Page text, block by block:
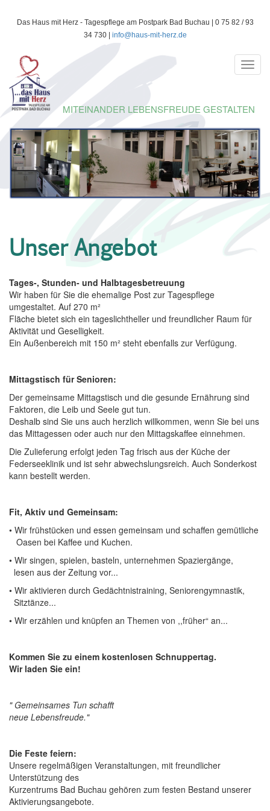
DirektDas Haus mit Herz - Tagespflege am Postpark Bad Buchau | 0 75 82 / 93
34 730 | info@haus-mit-herz.de
MITEINANDER LEBENSFREUDE GESTALTEN
Unser Angebot
Tages-, Stunden- und Halbtagesbetreuung
Wir haben für Sie die ehemalige Post zur Tagespflege
umgestaltet. Auf 270 m²
Fläche bietet sich ein tageslichtheller und freundlicher Raum für
Aktivität und Geselligkeit.
Ein Außenbereich mit 150 m² steht ebenfalls zur Verfügung.
Mittagstisch für Senioren:
Der gemeinsame Mittagstisch und die gesunde Ernährung sind
Faktoren, die Leib und Seele gut tun.
Deshalb sind Sie uns auch herzlich willkommen, wenn Sie bei uns
das Mittagessen oder auch nur den Mittagskaffee einnehmen.
Die Zulieferung erfolgt jeden Tag frisch aus der Küche der
Federseeklinik und ist sehr abwechslungsreich. Auch Sonderkost
kann bestellt werden.
Fit, Aktiv und Gemeinsam:
• Wir frühstücken und essen gemeinsam und schaffen gemütliche
Oasen bei Kaffee und Kuchen.
• Wir singen, spielen, basteln, unternehmen Spaziergänge,
lesen aus der Zeitung vor...
• Wir aktivieren durch Gedächtnistraining, Seniorengymnastik,
Sitztänze...
• Wir erzählen und knüpfen an Themen von ,,früher“ an...
Kommen Sie zu einem kostenlosen Schnuppertag.
Wir laden Sie ein!
" Gemeinsames Tun schafft
neue Lebensfreude."
Die Feste feiern:
Unsere regelmäßigen Veranstaltungen, mit freundlicher
Unterstützung des
Kurzentrums Bad Buchau gehören zum festen Bestand unserer
Aktivierungsangebote.